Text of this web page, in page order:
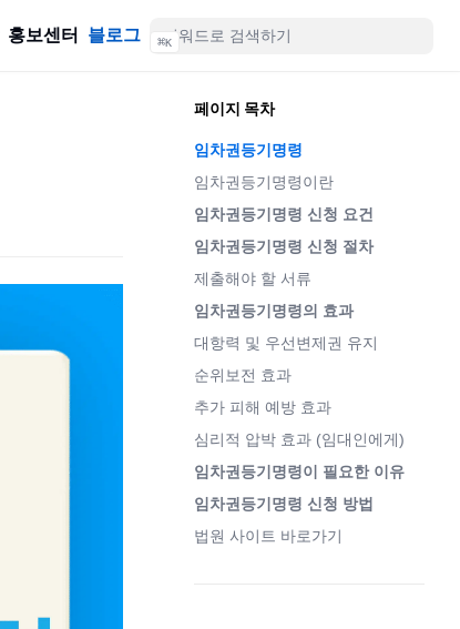
홍보센터 블로그 ⌘K
페이지 목차
임차권등기명령
임차권등기명령이란
임차권등기명령 신청 요건
임차권등기명령 신청 절차
제출해야 할 서류
임차권등기명령의 효과
대항력 및 우선변제권 유지
순위보전 효과
추가 피해 예방 효과
심리적 압박 효과 (임대인에게)
임차권등기명령이 필요한 이유
임차권등기명령 신청 방법
법원 사이트 바로가기